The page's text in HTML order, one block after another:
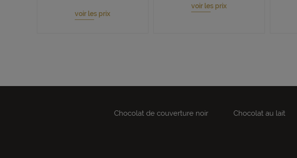
voir les prix
voir les prix
Chocolat de couverture noir Chocolat au lait